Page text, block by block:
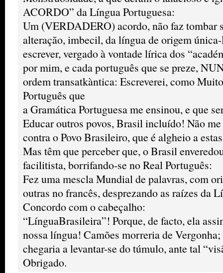
ACORDO” da Língua Portuguesa:
Um (VERDADERO) acordo, não faz tombar
alteração, imbecil, da língua de origem
escrever, vergado à vontade lírica dos
por mim, e cada português que se preze,
ordem transatkàntica: Escreverei, como
Português que
a Gramática Portuguesa me ensinou, e que
Educar outros povos, Brasil incluído! Não
contra o Povo Brasileiro, que é algheio a
Mas têm que perceber que, o Brasil
facilitista, borrifando-se no Real Português:
Fez uma mescla Mundial de palavras, com
outras no francês, desprezando as raízes da
Concordo com o cabeçalho:
“LínguaBrasileira”! Porque, de facto, ela
nossa língua! Camões morreria de
chegaria a levantar-se do túmulo, ante tal
Obrigado.